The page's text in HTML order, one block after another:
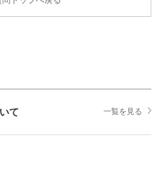
て 一覧を見る